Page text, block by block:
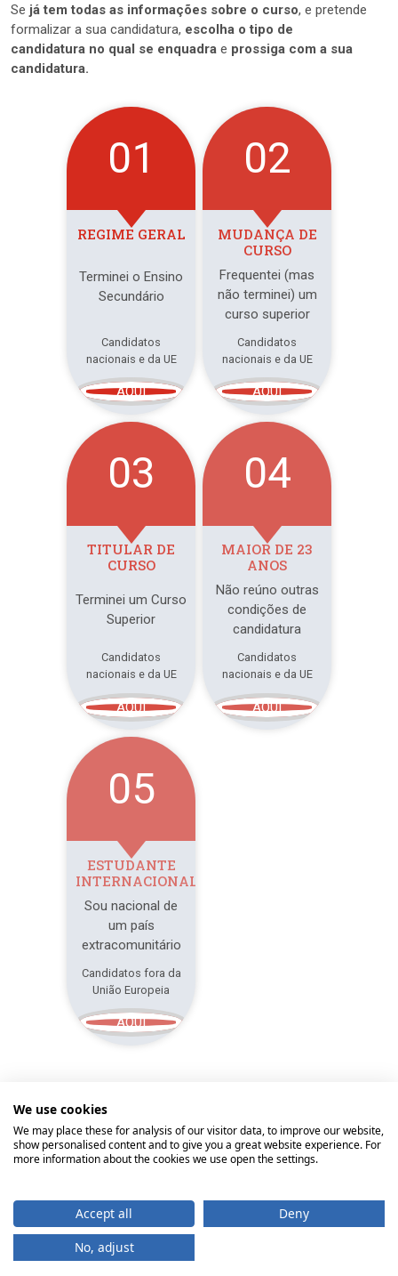
Se já tem todas as informações sobre o curso, e pretende
formalizar a sua candidatura, escolha o tipo de
candidatura no qual se enquadra e prossiga com a sua
candidatura.
01
REGIME GERAL
Terminei o Ensino
Secundário
Candidatos
nacionais e da UE
AQUI
02
MUDANÇA DE
CURSO
Frequentei (mas
não terminei) um
curso superior
Candidatos
nacionais e da UE
AQUI
03
TITULAR DE
CURSO
Terminei um Curso
Superior
Candidatos
nacionais e da UE
AQUI
04
MAIOR DE 23
ANOS
Não reúno outras
condições de
candidatura
Candidatos
nacionais e da UE
AQUI
05
ESTUDANTE
INTERNACIONAL
Sou nacional de
um país
extracomunitário
Candidatos fora da
União Europeia
AQUI
© 2026Universidade Católica Portuguesa
Contactos Comunicação Direitos do Titular
Proteção de Dados Pessoais
We use cookies
We may place these for analysis of our visitor data, to improve our website,
show personalised content and to give you a great website experience. For
more information about the cookies we use open the settings.
Accept all
Deny
No, adjust